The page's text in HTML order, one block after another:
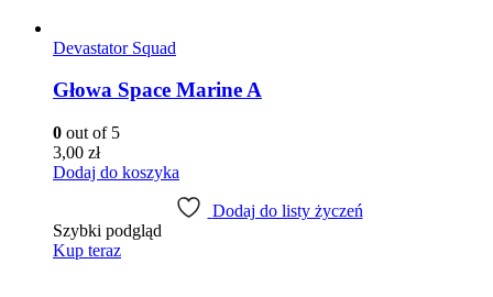
Devastator Squad
Głowa Space Marine A
0 out of 5
3,00 zł
Dodaj do koszyka
Dodaj do listy życzeń
Szybki podgląd
Kup teraz